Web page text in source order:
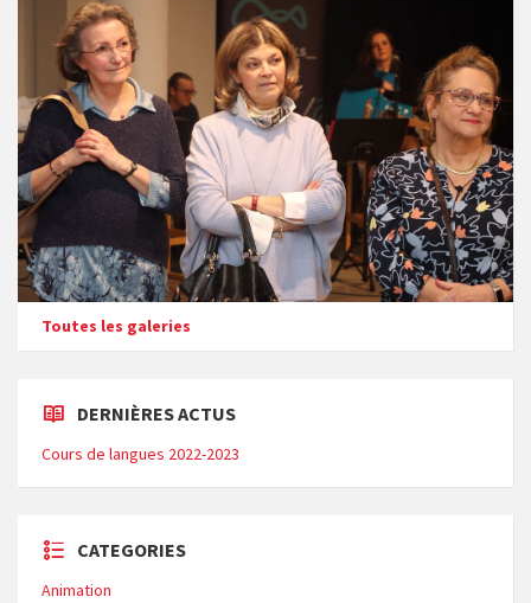
Toutes les galeries
DERNIÈRES ACTUS
Cours de langues 2022-2023
CATEGORIES
Animation